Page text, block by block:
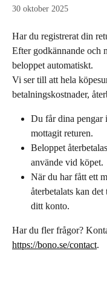
30 oktober 2025
Har du registrerat din
Efter godkännande och
beloppet automatiskt.
Vi ser till att hela
betalningskostnader,
Du får dina pengar
mottagit returen.
Beloppet
använde vid köpet.
När du har fått ett
återbetalats kan det
ditt konto.
Har du fler frågor?
https://bono.se/contact.